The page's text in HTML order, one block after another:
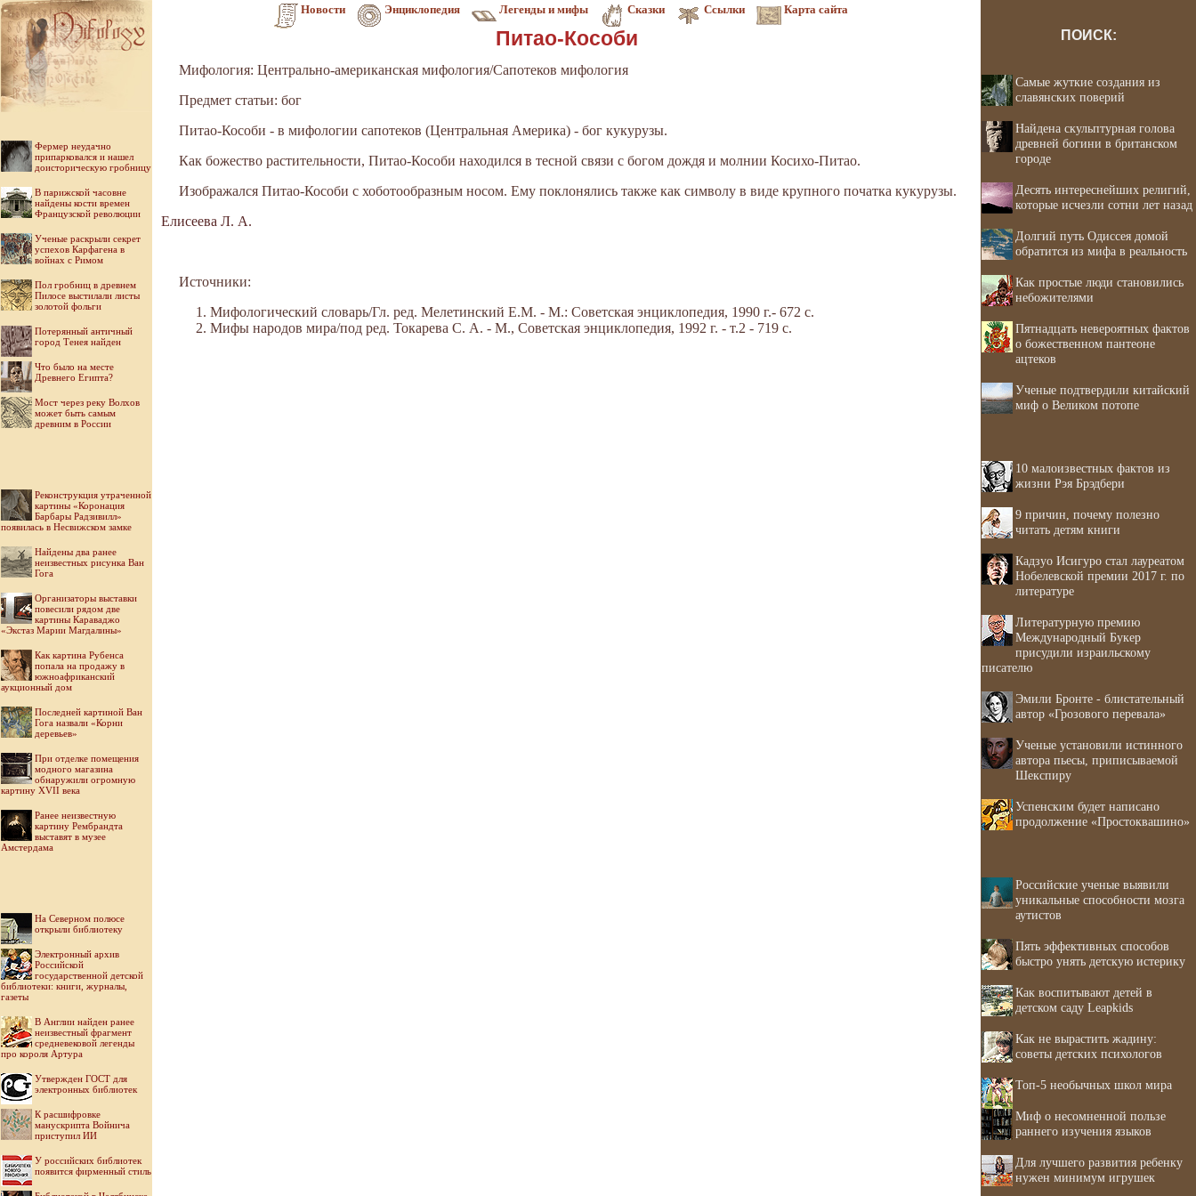
Новости Энциклопедия Легенды и мифы Сказки Ссылки Карта сайта
Фермер неудачно
припарковался и нашел
доисторическую гробницу
В парижской часовне
найдены кости времен
Французской революции
Ученые раскрыли секрет
успехов Карфагена в
войнах с Римом
Пол гробниц в древнем
Пилосе выстилали листы
золотой фольги
Потерянный античный
город Тенея найден
Что было на месте
Древнего Египта?
Мост через реку Волхов
может быть самым
древним в России
Реконструкция утраченной
картины «Коронация
Барбары Радзивилл»
появилась в Несвижском замке
Найдены два ранее
неизвестных рисунка Ван
Гога
Организаторы выставки
повесили рядом две
картины Караваджо
«Экстаз Марии Магдалины»
Как картина Рубенса
попала на продажу в
южноафриканский
аукционный дом
Последней картиной Ван
Гога назвали «Корни
деревьев»
При отделке помещения
модного магазина
обнаружили огромную
картину XVII века
Ранее неизвестную
картину Рембрандта
выставят в музее
Амстердама
На Северном полюсе
открыли библиотеку
Электронный архив
Российской
государственной детской
библиотеки: книги, журналы,
газеты
В Англии найден ранее
неизвестный фрагмент
средневековой легенды
про короля Артура
Утвержден ГОСТ для
электронных библиотек
К расшифровке
манускрипта Войнича
приступил ИИ
У российских библиотек
появится фирменный стиль
Питао-Кособи
Мифология: Центрально-американская мифология/Сапотеков мифология
Предмет статьи: бог
Питао-Кособи - в мифологии сапотеков (Центральная Америка) - бог кукурузы.
Как божество растительности, Питао-Кособи находился в тесной связи с богом дождя и молнии Косихо-Питао.
Изображался Питао-Кособи с хоботообразным носом. Ему поклонялись также как символу в виде крупного початка кукурузы.
Елисеева Л. А.
Источники:
Мифологический словарь/Гл. ред. Мелетинский Е.М. - М.: Советская энциклопедия, 1990 г.- 672 с.
Мифы народов мира/под ред. Токарева С. А. - М., Советская энциклопедия, 1992 г. - т.2 - 719 с.
ПОИСК:
Самые жуткие создания из
славянских поверий
Найдена скульптурная голова
древней богини в британском
городе
Десять интереснейших религий,
которые исчезли сотни лет назад
Долгий путь Одиссея домой
обратится из мифа в реальность
Как простые люди становились
небожителями
Пятнадцать невероятных фактов
о божественном пантеоне
ацтеков
Ученые подтвердили китайский
миф о Великом потопе
10 малоизвестных фактов из
жизни Рэя Брэдбери
9 причин, почему полезно
читать детям книги
Кадзуо Исигуро стал лауреатом
Нобелевской премии 2017 г. по
литературе
Литературную премию
Международный Букер
присудили израильскому
писателю
Эмили Бронте - блистательный
автор «Грозового перевала»
Ученые установили истинного
автора пьесы, приписываемой
Шекспиру
Успенским будет написано
продолжение «Простоквашино»
Российские ученые выявили
уникальные способности мозга
аутистов
Пять эффективных способов
быстро унять детскую истерику
Как воспитывают детей в
детском саду Leapkids
Как не вырастить жадину:
советы детских психологов
Топ-5 необычных школ мира
Миф о несомненной пользе
раннего изучения языков
Для лучшего развития ребенку
нужен минимум игрушек